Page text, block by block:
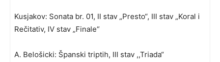
Kusjakov: Sonata br. 01, II stav „Presto“, III stav „Koral i
Rečitativ, IV stav „Finale“
A. Belošicki: Španski triptih, III stav ,,Triada“